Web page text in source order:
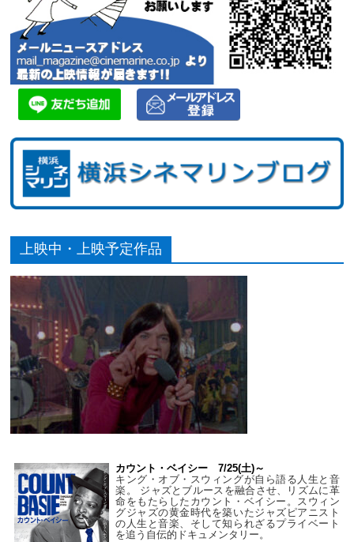
上映中・上映予定作品
カウント・ベイシー 7/25(土)～
キング・オブ・スウィングが自ら語る人生と音
楽。 ジャズとブルースを融合させ、リズムに革
命をもたらしたカウント・ベイシー。スウィン
グジャズの黄金時代を築いたジャズピアニスト
の人生と音楽、そして知られざるプライベート
を追う自伝的ドキュメンタリー。